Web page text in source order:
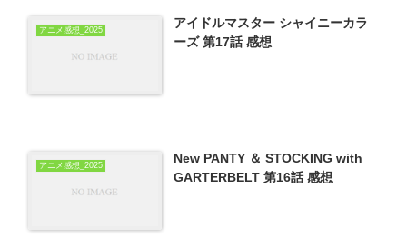
アニメ感想_2025
アイドルマスター シャイニーカラ
ーズ 第17話 感想
アニメ感想_2025
New PANTY ＆ STOCKING with
GARTERBELT 第16話 感想